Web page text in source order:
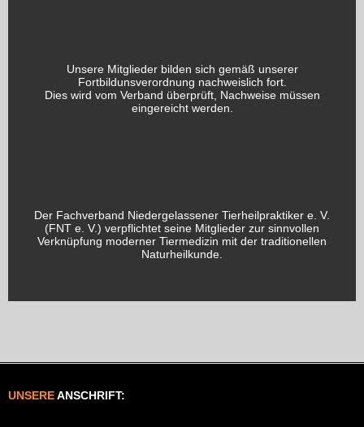
Unsere Mitglieder bilden sich gemäß unserer
Fortbildunsverordnung nachweislich fort.
Dies wird vom Verband überprüft, Nachweise müssen
eingereicht werden.
Der Fachverband Niedergelassener Tierheilpraktiker e. V.
(FNT e. V.) verpflichtet seine Mitglieder zur sinnvollen
Verknüpfung moderner Tiermedizin mit der traditionellen
Naturheilkunde.
UNSEREANSCHRIFT: